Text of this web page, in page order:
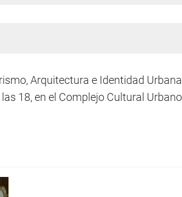
Arquitectura e Identidad
18, en el Complejo Cultural